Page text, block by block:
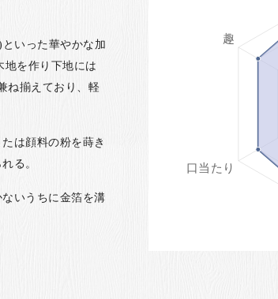
いった華やかな加
地を作り下地には
ね揃えており、軽
は顔料の粉を蒔き
る。
いうちに金箔を溝